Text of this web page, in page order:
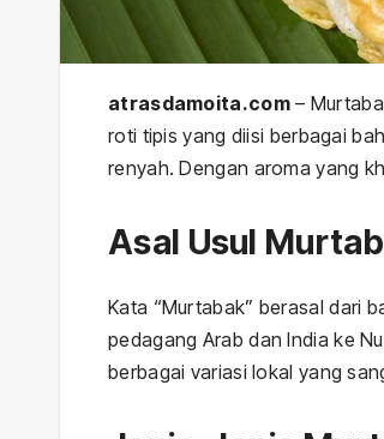
atrasdamoita.com–
roti tipis yang diisi berbagai
renyah. Dengan aroma yang
Asal Usul
Kata “Murtabak” berasal dari
pedagang Arab dan India ke
berbagai variasi lokal yang